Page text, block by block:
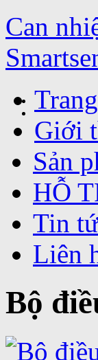
Can
Giới
Sản
HỖ
Tin
Liên
Bộ